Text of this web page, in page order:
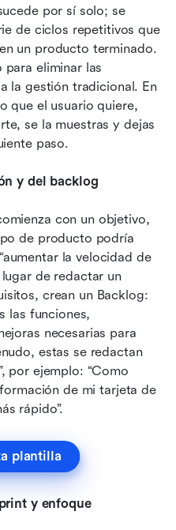
por sí solo; se
de ciclos repetitivos que
un producto terminado.
para eliminar las
la gestión tradicional. En
que el usuario quiere,
se la muestras y dejas
paso.
y del backlog
con un objetivo,
de producto podría
la velocidad de
lugar de redactar un
crean un Backlog:
las funciones,
necesarias para
estas se redactan
por ejemplo: “Como
de mi tarjeta de
rápido”.
plantilla
y enfoque